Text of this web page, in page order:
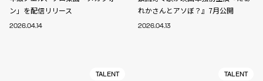
ン」を配信リリース
2026.04.14
れかさんとアソぼ？』7月公開
2026.04.13
TALENT TALENT